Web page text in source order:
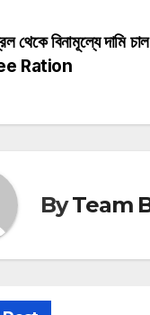
থেকে বিনামূল্যে দামি
Ration
ByTeam